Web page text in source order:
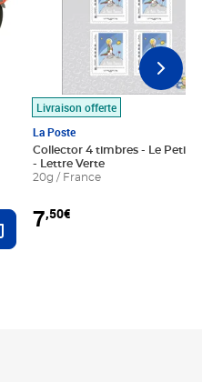
Ajouter au panier
Livraison offerte
La Poste
Collector 4 timbres - Le Petit
- Lettre Verte
20g / France
7,50€